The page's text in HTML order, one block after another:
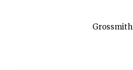
Grossmith